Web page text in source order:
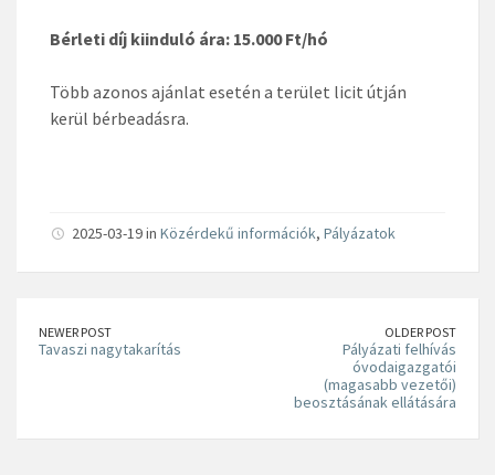
Bérleti díj kiinduló ára: 15.000 Ft/hó
Több azonos ajánlat esetén a terület licit útján
kerül bérbeadásra.
2025-03-19 in Közérdekű információk, Pályázatok
NEWER POST
Tavaszi nagytakarítás
OLDER POST
Pályázati felhívás
óvodaigazgatói
(magasabb vezetői)
beosztásának ellátására